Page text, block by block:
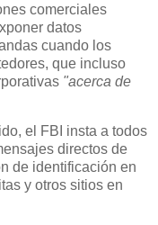
comerciales
datos
cuando los
que incluso
"acerca de
el FBI insta a todos
directos de
de identificación en
y otros sitios en